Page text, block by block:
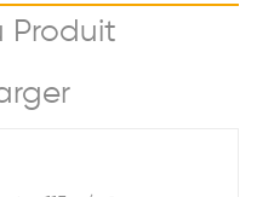
Produit